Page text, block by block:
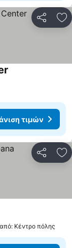
τιμών
Κέντρο πόλης